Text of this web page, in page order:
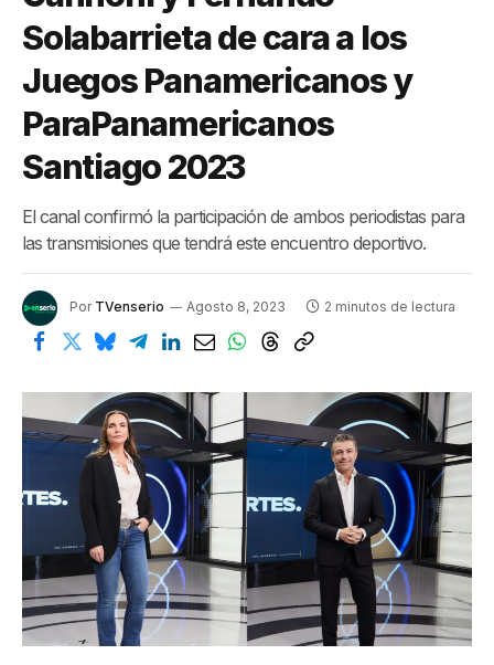
Solabarrieta de cara a los
Juegos Panamericanos y
ParaPanamericanos
Santiago 2023
El canal confirmó la participación de ambos periodistas para
las transmisiones que tendrá este encuentro deportivo.
Por TVenserio Agosto 8, 2023 2 minutos de lectura